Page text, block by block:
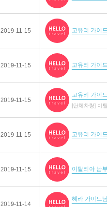
2019-11-15 고유리 가이
2019-11-15 고유리 가이
2019-11-15
고유리 가이
[단체차량] 이
2019-11-15 고유리 가이
2019-11-15 이탈리아 남
2019-11-14
혜라 가이드